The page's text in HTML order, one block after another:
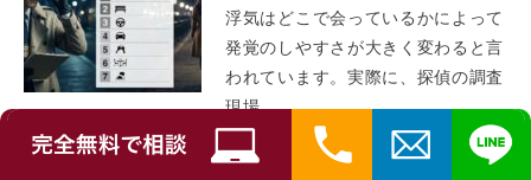
浮気はどこで会っているかによって
発覚のしやすさが大きく変わると言
われています。実際に、探偵の調査
現場 …